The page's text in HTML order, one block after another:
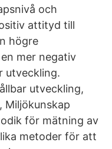
och
attityd till
högre
mer negativ
utveckling.
utveckling,
Miljökunskap
för mätning av
metoder för att